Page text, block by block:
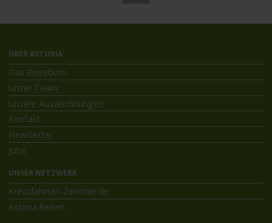
ÜBER ASTORIA
Das Reisebüro
Unser Team
Unsere Auszeichnungen
Kontakt
Newsletter
Jobs
UNSER NETZWERK
Kreuzfahrten-Zentrale.de
Astoria.Reisen